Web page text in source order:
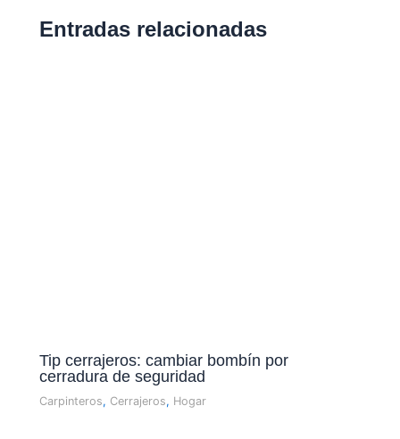
Entradas relacionadas
Tip cerrajeros: cambiar bombí­n por
cerradura de seguridad
Carpinteros, Cerrajeros, Hogar